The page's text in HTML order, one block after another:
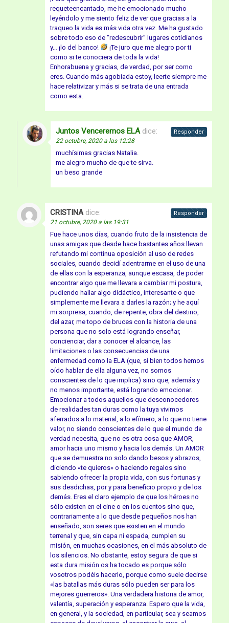
requeteencantado, me he emocionado mucho
leyéndolo y me siento feliz de ver que gracias a la
traqueo la vida es más vida otra vez. Me ha gustado
sobre todo eso de “redescubrir” lugares cotidianos
y… ¡lo del banco!
¡Te juro que me alegro por ti
como si te conociera de toda la vida!
Enhorabuena y gracias, de verdad, por ser como
eres. Cuando más agobiada estoy, leerte siempre me
hace relativizar y más si se trata de una entrada
como esta.
Juntos Venceremos ELA dice:
22 octubre, 2020 a las 12:28
muchísimas gracias Natalia.
me alegro mucho de que te sirva.
un beso grande
Responder
CRISTINA dice:
21 octubre, 2020 a las 19:31
Fue hace unos días, cuando fruto de la insistencia de
unas amigas que desde hace bastantes años llevan
refutando mi continua oposición al uso de redes
sociales, cuando decidí adentrarme en el uso de una
de ellas con la esperanza, aunque escasa, de poder
encontrar algo que me llevara a cambiar mi postura,
pudiendo hallar algo didáctico, interesante o que
simplemente me llevara a darles la razón; y he aquí
mi sorpresa, cuando, de repente, obra del destino,
del azar, me topo de bruces con la historia de una
persona que no solo está logrando enseñar,
concienciar, dar a conocer el alcance, las
limitaciones o las consecuencias de una
enfermedad como la ELA (que, si bien todos hemos
oído hablar de ella alguna vez, no somos
conscientes de lo que implica) sino que, además y
no menos importante, está logrando emocionar.
Emocionar a todos aquellos que desconocedores
de realidades tan duras como la tuya vivimos
aferrados a lo material, a lo efímero, a lo que no tiene
valor, no siendo conscientes de lo que el mundo de
verdad necesita, que no es otra cosa que AMOR,
amor hacia uno mismo y hacia los demás. Un AMOR
que se demuestra no solo dando besos y abrazos,
diciendo «te quieros» o haciendo regalos sino
sabiendo ofrecer la propia vida, con sus fortunas y
sus desdichas, por y para beneficio propio y de los
demás. Eres el claro ejemplo de que los héroes no
sólo existen en el cine o en los cuentos sino que,
contrariamente a lo que desde pequeños nos han
enseñado, son seres que existen en el mundo
terrenal y que, sin capa ni espada, cumplen su
misión, en muchas ocasiones, en el más absoluto de
los silencios. No obstante, estoy segura de que si
esta dura misión os ha tocado es porque sólo
vosotros podéis hacerlo, porque como suele decirse
«las batallas más duras sólo pueden ser para los
mejores guerreros». Una verdadera historia de amor,
valentía, superación y esperanza. Espero que la vida,
en general, y la sociedad, en particular, sea y seamos
Responder